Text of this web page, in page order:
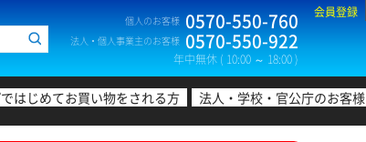
個人のお客様 0570-550-760
法人・個人事業主のお客様 0570-550-922
年中無休 ( 10:00 ～ 18:00 )
会員登録
はじめてお買い物をされる方 法人・学校・官公庁のお客様